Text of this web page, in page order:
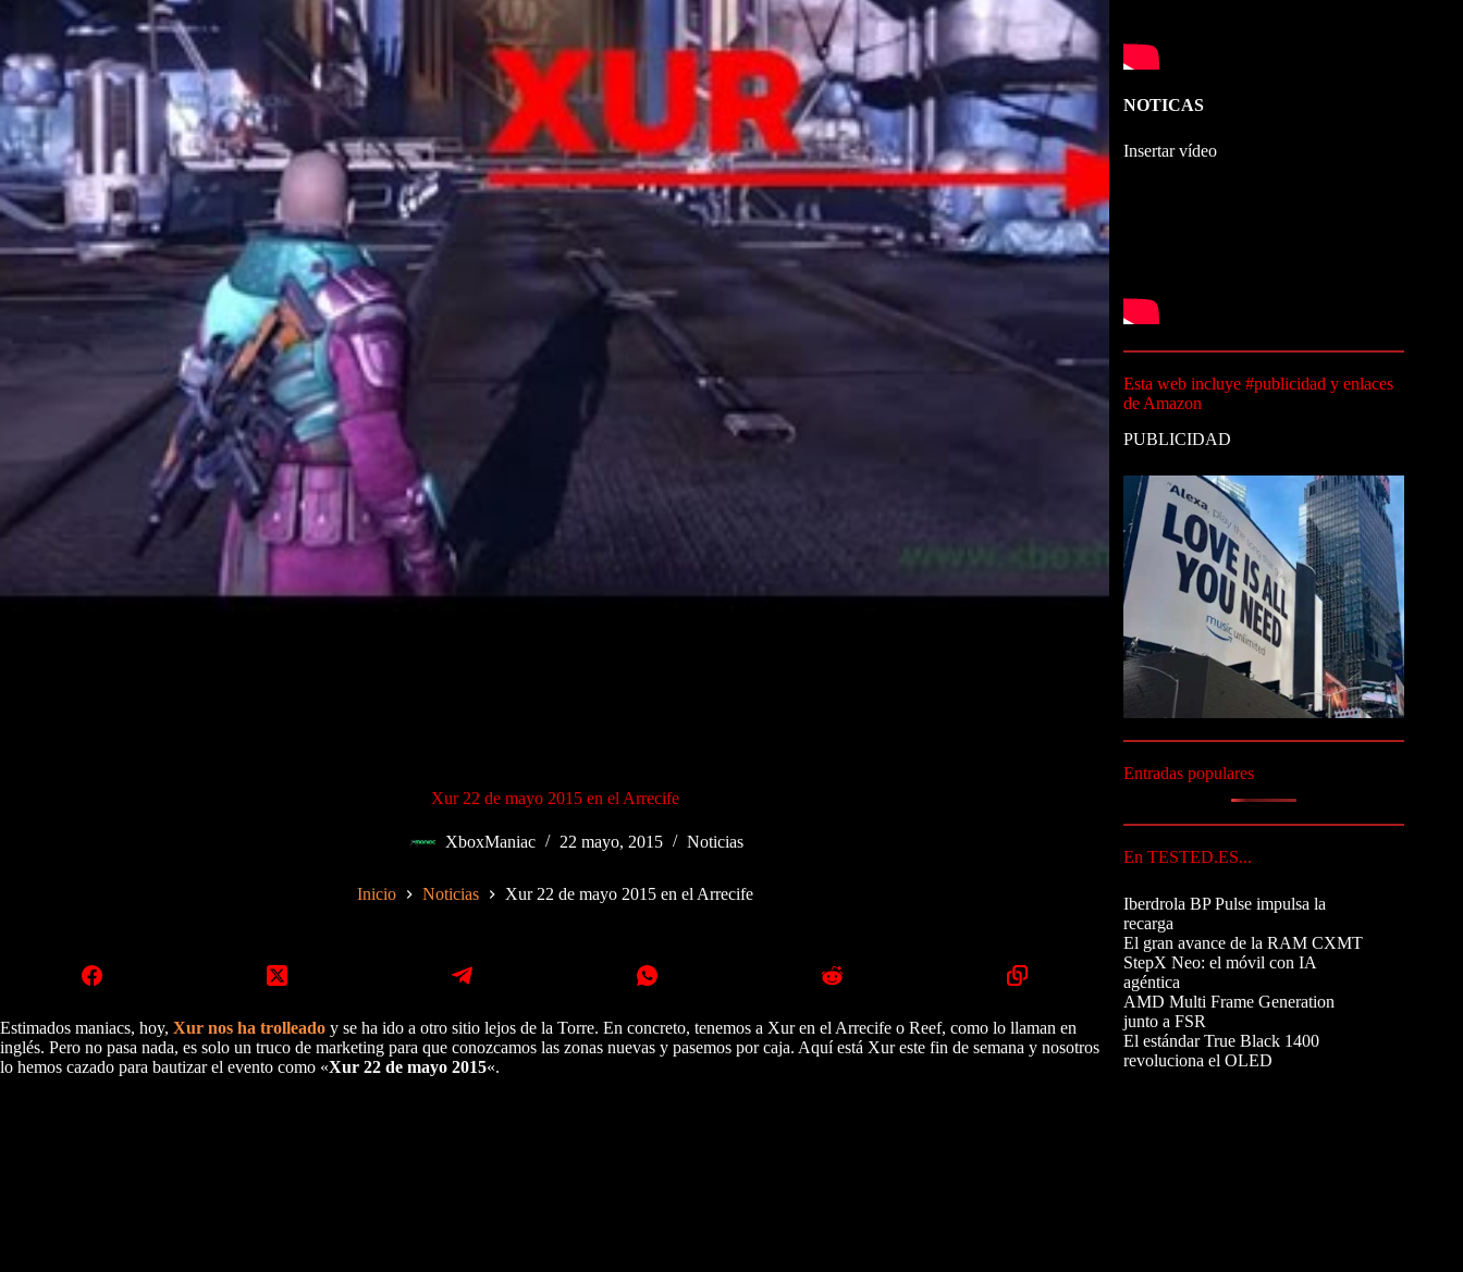
Xur 22 de mayo 2015 en el Arrecife
XboxManiac 22 mayo, 2015 Noticias
Inicio Noticias Xur 22 de mayo 2015 en el Arrecife
Estimados maniacs, hoy, Xur nos ha trolleado y se ha ido a otro sitio lejos de la Torre. En concreto, tenemos a Xur en el Arrecife o Reef, como lo llaman en
inglés. Pero no pasa nada, es solo un truco de marketing para que conozcamos las zonas nuevas y pasemos por caja. Aquí está Xur este fin de semana y nosotros
lo hemos cazado para bautizar el evento como «Xur 22 de mayo 2015«.
NOTICAS
Insertar vídeo
Esta web incluye #publicidad y enlaces
de Amazon
PUBLICIDAD
Entradas populares
En TESTED.ES...
Iberdrola BP Pulse impulsa la
recarga
El gran avance de la RAM CXMT
StepX Neo: el móvil con IA
agéntica
AMD Multi Frame Generation
junto a FSR
El estándar True Black 1400
revoluciona el OLED